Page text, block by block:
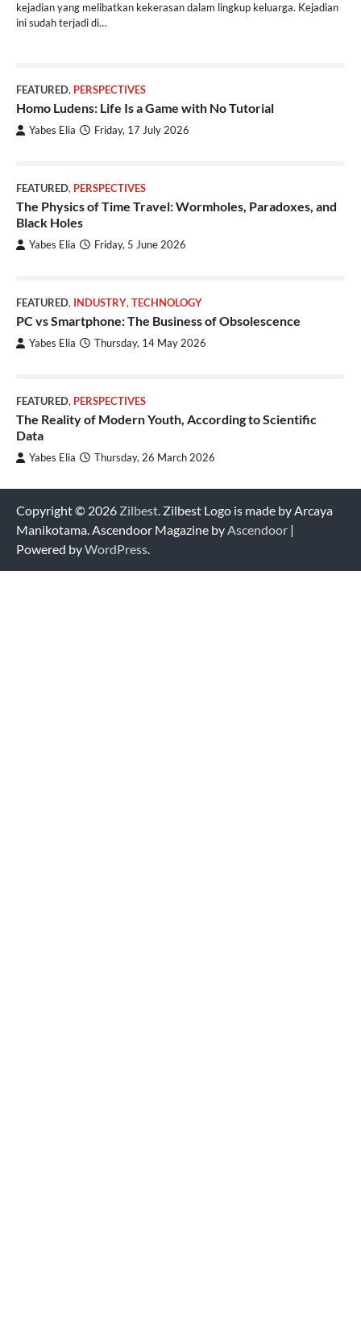
kejadian yang melibatkan kekerasan dalam lingkup keluarga. Kejadian
ini sudah terjadi di…
FEATURED, PERSPECTIVES
Homo Ludens: Life Is a Game with No Tutorial
Yabes Elia Friday, 17 July 2026
FEATURED, PERSPECTIVES
The Physics of Time Travel: Wormholes, Paradoxes, and
Black Holes
Yabes Elia Friday, 5 June 2026
FEATURED, INDUSTRY, TECHNOLOGY
PC vs Smartphone: The Business of Obsolescence
Yabes Elia Thursday, 14 May 2026
FEATURED, PERSPECTIVES
The Reality of Modern Youth, According to Scientific
Data
Yabes Elia Thursday, 26 March 2026
Copyright © 2026 Zilbest. Zilbest Logo is made by Arcaya
Manikotama. Ascendoor Magazine byAscendoor |
Powered byWordPress.